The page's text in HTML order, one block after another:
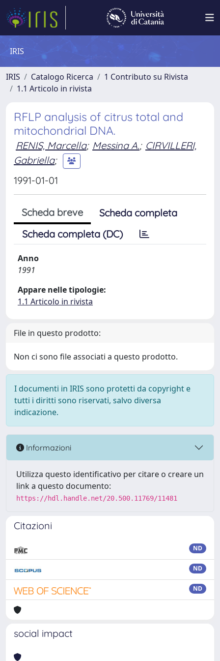
IRIS
IRIS Catalogo Ricerca
1 Contributo su Rivista
1.1 Articolo in rivista
RFLP analysis of citrus total and
mitochondrial DNA.
RENIS, Marcella; Messina A.; CIRVILLERI,
Gabriella;
1991-01-01
Scheda breve
Scheda completa
Scheda completa (DC)
Anno
1991
Appare nelle tipologie:
1.1 Articolo in rivista
File in questo prodotto:
Non ci sono file associati a questo prodotto.
I documenti in IRIS sono protetti da copyright e
tutti i diritti sono riservati, salvo diversa
indicazione.
Informazioni
Utilizza questo identificativo per citare o creare un
link a questo documento:
https://hdl.handle.net/20.500.11769/11481
Citazioni
ND
ND
ND
social impact